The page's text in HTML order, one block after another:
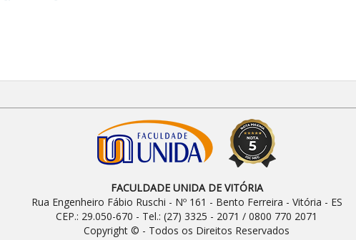
FACULDADE UNIDA DE VITÓRIA
Rua Engenheiro Fábio Ruschi - Nº 161 - Bento Ferreira - Vitória - ES
CEP.: 29.050-670 - Tel.: (27) 3325 - 2071 / 0800 770 2071
Copyright © - Todos os Direitos Reservados